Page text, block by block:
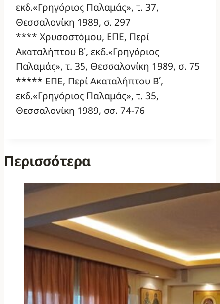
εκδ.«Γρηγόριος Παλαμάς», τ. 37,
Θεσσαλονίκη 1989, σ. 297
**** Χρυσοστόμου, ΕΠΕ, Περί
Ακαταλήπτου Β΄, εκδ.«Γρηγόριος
Παλαμάς», τ. 35, Θεσσαλονίκη 1989, σ. 75
***** ΕΠΕ, Περί Ακαταλήπτου Β΄,
εκδ.«Γρηγόριος Παλαμάς», τ. 35,
Θεσσαλονίκη 1989, σσ. 74-76
Περισσότερα